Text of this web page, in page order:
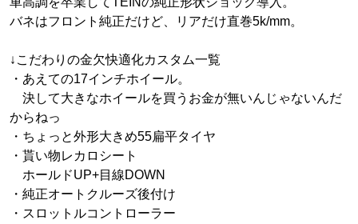
バネはフロント純正だけど、リアだけ直巻5k/mm。
↓こだわりの金欠快適化カスタム一覧
・あえての17インチホイール。
決して大きなホイールを買うお金が無いんじゃないんだ
からねっ
・ちょっと外形大きめ55扁平タイヤ
・貰い物レカロシート
ホールドUP+目線DOWN
・純正オートクルーズ後付け
・スロットルコントローラー